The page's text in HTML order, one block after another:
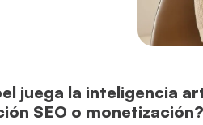
juega la inteligencia
SEO o monetización?